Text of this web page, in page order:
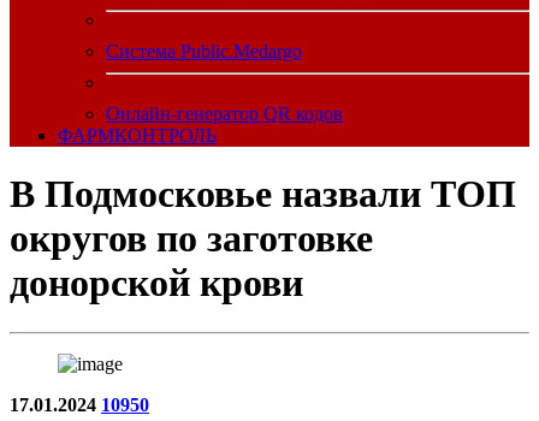
Система Public.Medargo
Онлайн-генератор QR кодов
ФАРМКОНТРОЛЬ
В Подмосковье назвали ТОП
округов по заготовке
донорской крови
17.01.2024 10950